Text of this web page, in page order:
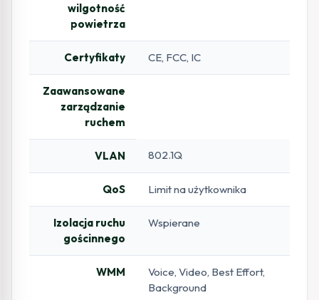
wilgotność
powietrza
Certyfikaty CE, FCC, IC
Zaawansowane
zarządzanie
ruchem
VLAN 802.1Q
QoS Limit na użytkownika
Izolacja ruchu
gościnnego
Wspierane
WMM
Voice, Video, Best Effort,
Background